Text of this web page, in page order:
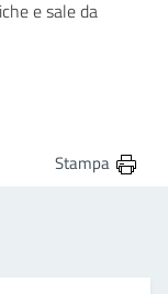
e sale da
Facebook
su Twitter
pagina su Linkedin
questa pagina via
Stampa